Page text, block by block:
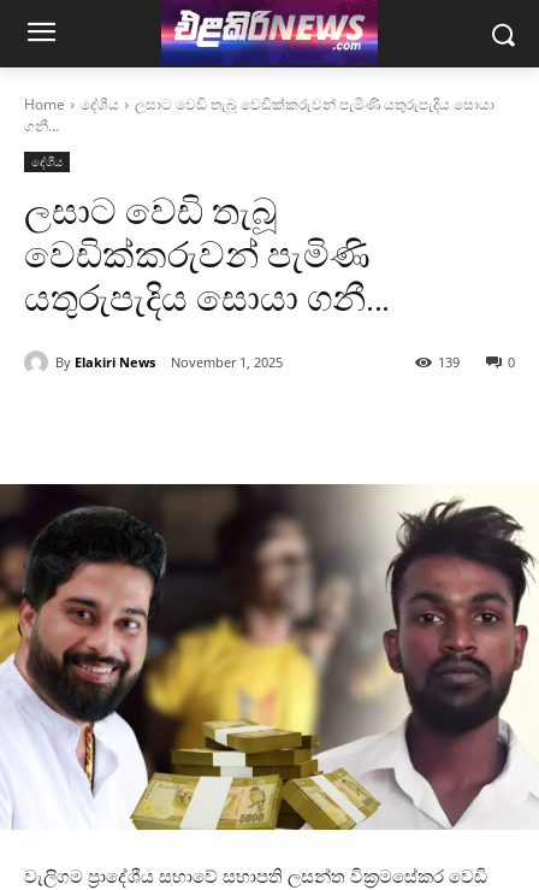
Home දේශීය
ලසාට වෙඩි තැබූ වෙඩික්කරුවන් පැමිණි යතුරුපැදිය සොයා
ගනී…
දේශීය
ලසාට වෙඩි තැබූ
වෙඩික්කරුවන් පැමිණි
යතුරුපැදිය සොයා ගනී…
By Elakiri News November 1, 2025 0
139
වැලිගම ප්‍රාදේශීය සභාවේ සභාපති ලසන්ත වික්‍රමසේකර වෙඩි